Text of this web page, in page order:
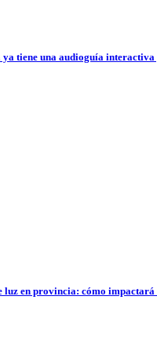
ya tiene una audioguía
luz en provincia: cómo